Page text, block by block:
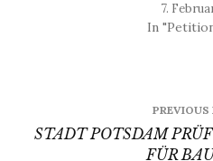
7.
In
PREVIOUS
STADT POTSDAM
FÜR